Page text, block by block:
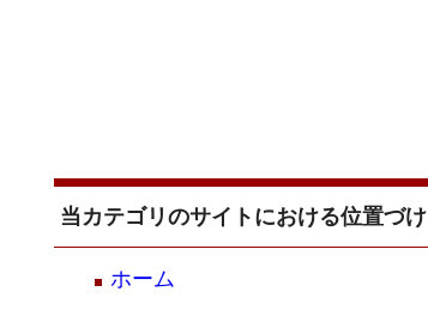
当カテゴリのサイトにおける位置づけ
ホーム